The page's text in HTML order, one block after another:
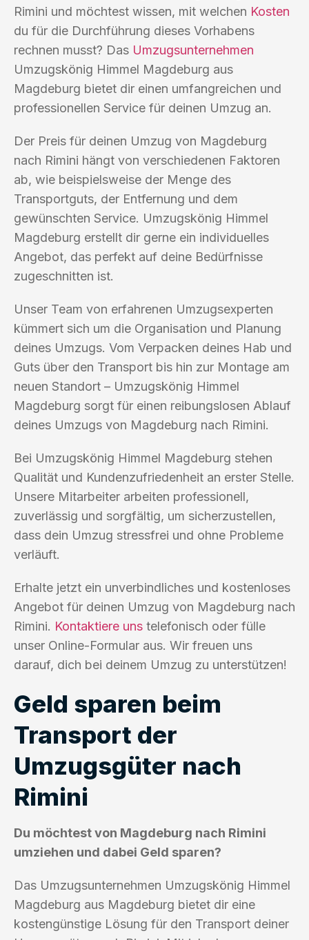
Rimini und möchtest wissen, mit welchen Kosten
du für die Durchführung dieses Vorhabens
rechnen musst? Das Umzugsunternehmen
Umzugskönig Himmel Magdeburg aus
Magdeburg bietet dir einen umfangreichen und
professionellen Service für deinen Umzug an.
Der Preis für deinen Umzug von Magdeburg
nach Rimini hängt von verschiedenen Faktoren
ab, wie beispielsweise der Menge des
Transportguts, der Entfernung und dem
gewünschten Service. Umzugskönig Himmel
Magdeburg erstellt dir gerne ein individuelles
Angebot, das perfekt auf deine Bedürfnisse
zugeschnitten ist.
Unser Team von erfahrenen Umzugsexperten
kümmert sich um die Organisation und Planung
deines Umzugs. Vom Verpacken deines Hab und
Guts über den Transport bis hin zur Montage am
neuen Standort – Umzugskönig Himmel
Magdeburg sorgt für einen reibungslosen Ablauf
deines Umzugs von Magdeburg nach Rimini.
Bei Umzugskönig Himmel Magdeburg stehen
Qualität und Kundenzufriedenheit an erster Stelle.
Unsere Mitarbeiter arbeiten professionell,
zuverlässig und sorgfältig, um sicherzustellen,
dass dein Umzug stressfrei und ohne Probleme
verläuft.
Erhalte jetzt ein unverbindliches und kostenloses
Angebot für deinen Umzug von Magdeburg nach
Rimini. Kontaktiere uns telefonisch oder fülle
unser Online-Formular aus. Wir freuen uns
darauf, dich bei deinem Umzug zu unterstützen!
Geld sparen beim
Transport der
Umzugsgüter nach
Rimini
Du möchtest von Magdeburg nach Rimini
umziehen und dabei Geld sparen?
Das Umzugsunternehmen Umzugskönig Himmel
Magdeburg aus Magdeburg bietet dir eine
kostengünstige Lösung für den Transport deiner